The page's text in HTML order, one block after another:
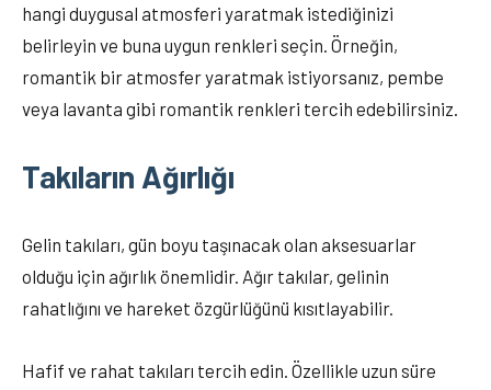
hangi duygusal atmosferi yaratmak istediğinizi
belirleyin ve buna uygun renkleri seçin. Örneğin,
romantik bir atmosfer yaratmak istiyorsanız, pembe
veya lavanta gibi romantik renkleri tercih edebilirsiniz.
Takıların Ağırlığı
Gelin takıları, gün boyu taşınacak olan aksesuarlar
olduğu için ağırlık önemlidir. Ağır takılar, gelinin
rahatlığını ve hareket özgürlüğünü kısıtlayabilir.
Hafif ve rahat takıları tercih edin. Özellikle uzun süre